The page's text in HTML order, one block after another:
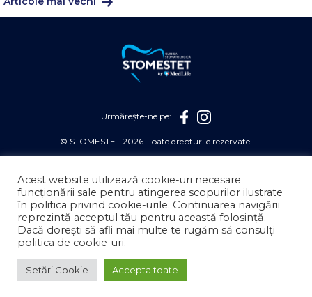
articole
Urmărește-ne pe:
© STOMESTET 2026. Toate drepturile rezervate.
REGULAMENT PREVENȚIE AUGUST
POLITICĂ DE CONFIDENȚIALITATE
POLITICĂ DE COOKIES
Acest website utilizează cookie-uri necesare
funcționării sale pentru atingerea scopurilor ilustrate
în politica privind cookie-urile. Continuarea navigării
reprezintă acceptul tău pentru această folosință.
Dacă dorești să afli mai multe te rugăm să consulți
politica de cookie-uri.
Setări Cookie Accepta toate